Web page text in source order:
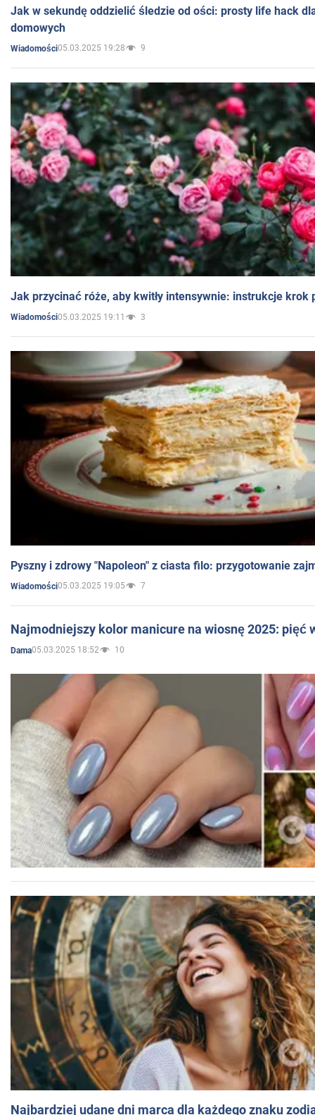
Jak w sekundę oddzielić śledzie od ości: prosty life hack
domowych
Wiadomości05.03.2025 19:28 9
Jak przycinać róże, aby kwitły intensywnie: instrukcje krok
Wiadomości05.03.2025 19:11 3
Pyszny i zdrowy "Napoleon" z ciasta filo: przygotowanie
Wiadomości05.03.2025 19:05 7
Najmodniejszy kolor manicure na wiosnę 2025: pięć
Dama05.03.2025 18:52 10
Najbardziej udane dni marca dla każdego znaku